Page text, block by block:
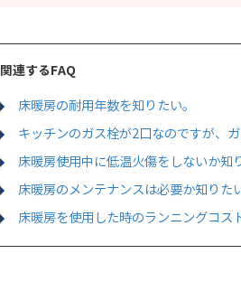
関連するFAQ
床暖房の耐用年数を知りたい。
キッチンのガス栓が2口なのですが、
床暖房使用中に低温火傷をしないか知
床暖房のメンテナンスは必要か知りたい
床暖房を使用した時のランニングコス